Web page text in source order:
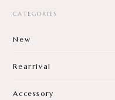
CATEGORIES
New
Rearrival
Accessory